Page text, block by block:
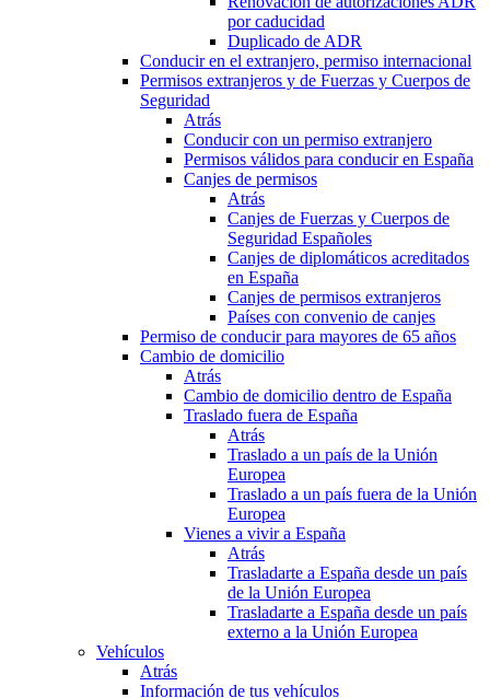
por caducidad
Duplicado de ADR
Conducir en el extranjero, permiso internacional
Permisos extranjeros y de Fuerzas y Cuerpos de
Seguridad
Atrás
Conducir con un permiso extranjero
Permisos válidos para conducir en España
Canjes de permisos
Atrás
Canjes de Fuerzas y Cuerpos de
Seguridad Españoles
Canjes de diplomáticos acreditados
en España
Canjes de permisos extranjeros
Países con convenio de canjes
Permiso de conducir para mayores de 65 años
Cambio de domicilio
Atrás
Cambio de domicilio dentro de España
Traslado fuera de España
Atrás
Traslado a un país de la Unión
Europea
Traslado a un país fuera de la Unión
Europea
Vienes a vivir a España
Atrás
Trasladarte a España desde un país
de la Unión Europea
Trasladarte a España desde un país
externo a la Unión Europea
Vehículos
Atrás
Información de tus vehículos